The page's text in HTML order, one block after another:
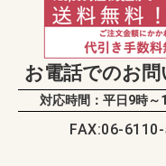
お電話でのお
対応時間：平日9時
FAX:06-6110-